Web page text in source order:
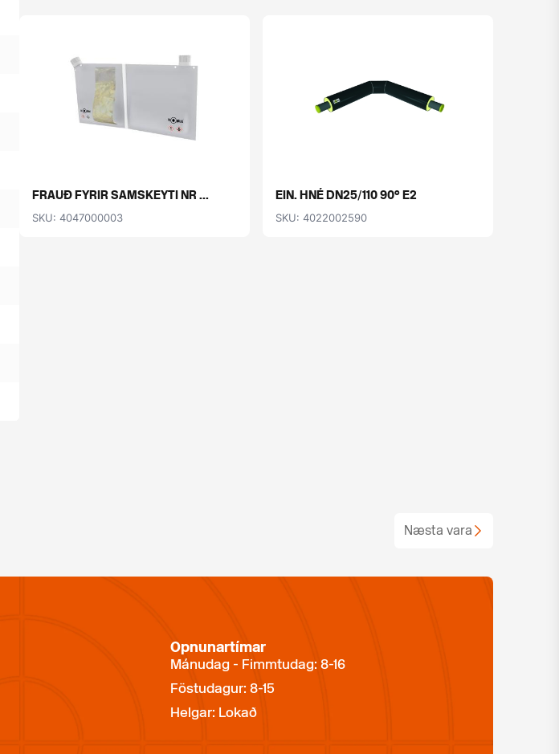
FRAUÐ FYRIR SAMSKEYTI NR ...
SKU: 4047000003
EIN. HNÉ DN25/110 90° E2
SKU: 4022002590
Næsta vara
Opnunartímar
Mánudag - Fimmtudag: 8-16
Föstudagur: 8-15
Helgar: Lokað